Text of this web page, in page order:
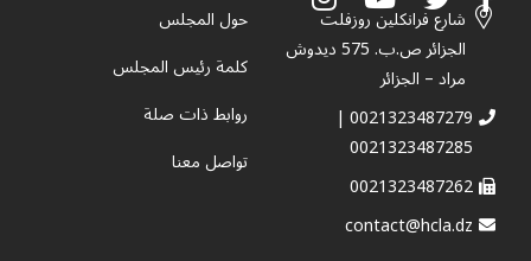
شارع فرانكلين روزفلت
الجزائر ص.ب. 575 ديدوش
مراد – الجزائر
0021323487279 |
0021323487285
0021323487262
contact@hcla.dz
حول المجلس
كلمة رئيس المجلس
روابط ذات صلة
تواصل معنا